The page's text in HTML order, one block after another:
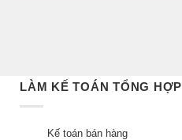
LÀM KẾ TOÁN TỔNG HỢP
Kế toán bán hàng